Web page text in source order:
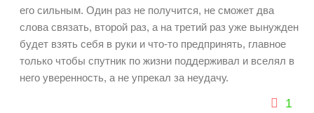
его сильным. Один раз не получится, не сможет два
слова связать, второй раз, а на третий раз уже вынужден
будет взять себя в руки и что-то предпринять, главное
только чтобы спутник по жизни поддерживал и вселял в
него уверенность, а не упрекал за неудачу.
1